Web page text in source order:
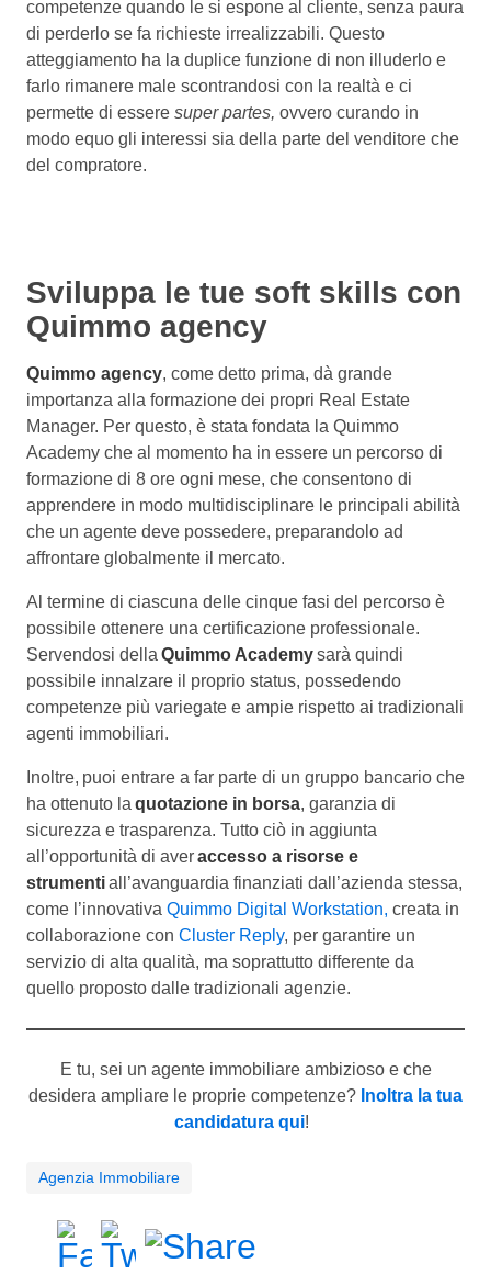
competenze quando le si espone al cliente, senza paura
di perderlo se fa richieste irrealizzabili. Questo
atteggiamento ha la duplice funzione di non illuderlo e
farlo rimanere male scontrandosi con la realtà e ci
permette di essere super partes, ovvero curando in
modo equo gli interessi sia della parte del venditore che
del compratore.
Sviluppa le tue soft skills con
Quimmo agency
Quimmo agency, come detto prima, dà grande
importanza alla formazione dei propri Real Estate
Manager. Per questo, è stata fondata la Quimmo
Academy che al momento ha in essere un percorso di
formazione di 8 ore ogni mese, che consentono di
apprendere in modo multidisciplinare le principali abilità
che un agente deve possedere, preparandolo ad
affrontare globalmente il mercato.
Al termine di ciascuna delle cinque fasi del percorso è
possibile ottenere una certificazione professionale.
Servendosi della Quimmo Academysarà quindi
possibile innalzare il proprio status, possedendo
competenze più variegate e ampie rispetto ai tradizionali
agenti immobiliari.
Inoltre, puoi entrare a far parte di un gruppo bancario che
ha ottenuto la quotazione in borsa, garanzia di
sicurezza e trasparenza. Tutto ciò in aggiunta
all’opportunità di averaccesso a risorse e
strumentiall’avanguardia finanziati dall’azienda stessa,
come l’innovativa Quimmo Digital Workstation, creata in
collaborazione con Cluster Reply, per garantire un
servizio di alta qualità, ma soprattutto differente da
quello proposto dalle tradizionali agenzie.
E tu, sei un agente immobiliare ambizioso e che
desidera ampliare le proprie competenze? Inoltra la tua
candidatura qui!
Agenzia Immobiliare